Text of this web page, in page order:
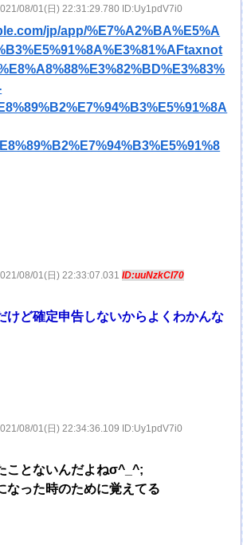
08/01(日) 22:31:29.780 ID:Uy1pdV7i0
jp/app/%E7%A2%BA%E5%A
08/01(日) 22:33:07.031ID:uuNzkCI70
けど確定申告しないからよくわかんな
08/01(日) 22:34:36.109 ID:Uy1pdV7i0
ことないんだよねσ^_^;
なった時のために覚えてる